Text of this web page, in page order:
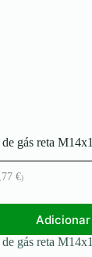
gás reta M14x1
€)
Adicionar
gás reta M14x1